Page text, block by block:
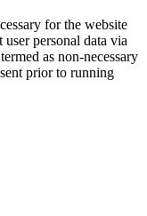
for the website
personal data via
as non-necessary
prior to running